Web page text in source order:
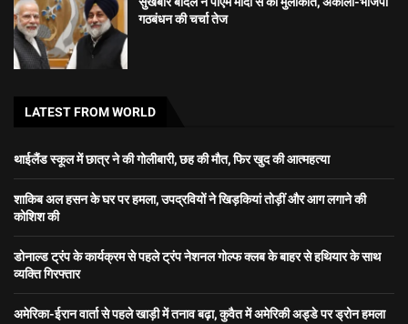
गठबंधन की चर्चा तेज
LATEST FROM WORLD
थाईलैंड स्कूल में छात्र ने की गोलीबारी, छह की मौत, फिर खुद की आत्महत्या
शाकिब अल हसन के घर पर हमला, उपद्रवियों ने खिड़कियां तोड़ीं और आग लगाने की
कोशिश की
डोनाल्ड ट्रंप के कार्यक्रम से पहले ट्रंप नेशनल गोल्फ क्लब के बाहर से हथियार के साथ
व्यक्ति गिरफ्तार
अमेरिका-ईरान वार्ता से पहले खाड़ी में तनाव बढ़ा, कुवैत में अमेरिकी अड्डे पर ड्रोन हमला